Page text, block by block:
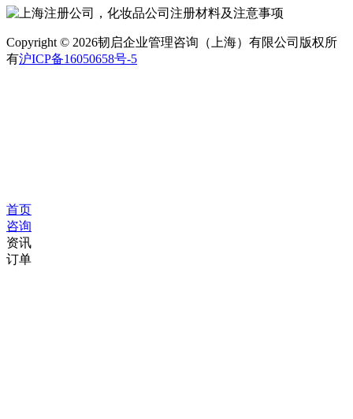
Copyright © 2026韧启企业管理咨询（上海）有限公司版权所
有沪ICP备16050658号-5
首页
咨询
资讯
订单